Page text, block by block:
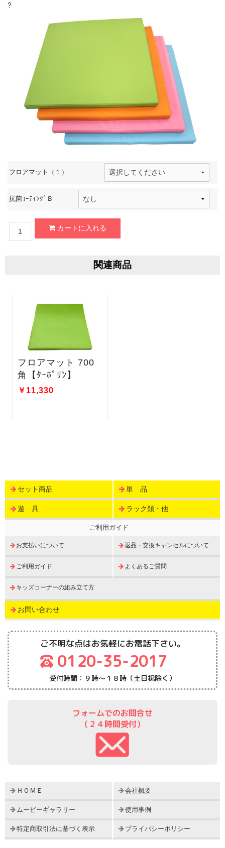
?
フロアマット（１）
抗菌ｺｰﾃｨﾝｸﾞＢ
関連商品
フロアマット 700
角【ﾀｰﾎﾟﾘﾝ】
￥11,330
セット商品 単 品
遊 具 ラック類・他
ご利用ガイド
お支払いについて 返品・交換キャンセルについて
ご利用ガイド よくあるご質問
キッズコーナーの組み立て方
お問い合わせ
ご不明な点はお気軽にお電話下さい。
0120-35-2017
受付時間：９時～１８時（土日祝除く）
フォームでのお問合せ
（２４時間受付）
ＨＯＭＥ 会社概要
ムービーギャラリー 使用事例
特定商取引法に基づく表示 プライバシーポリシー